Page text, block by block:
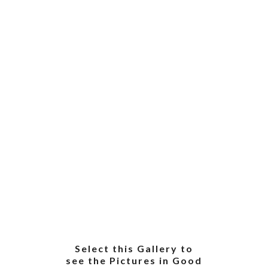
Select this Gallery to
see the Pictures in Good